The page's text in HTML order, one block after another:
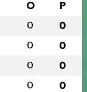
O P
0 0
0 0
0 0
0 0